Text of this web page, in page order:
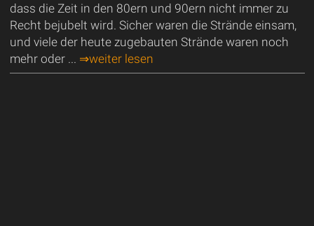
dass die Zeit in den 80ern und 90ern nicht immer zu
Recht bejubelt wird. Sicher waren die Strände einsam,
und viele der heute zugebauten Strände waren noch
mehr oder ... ⇒weiter lesen